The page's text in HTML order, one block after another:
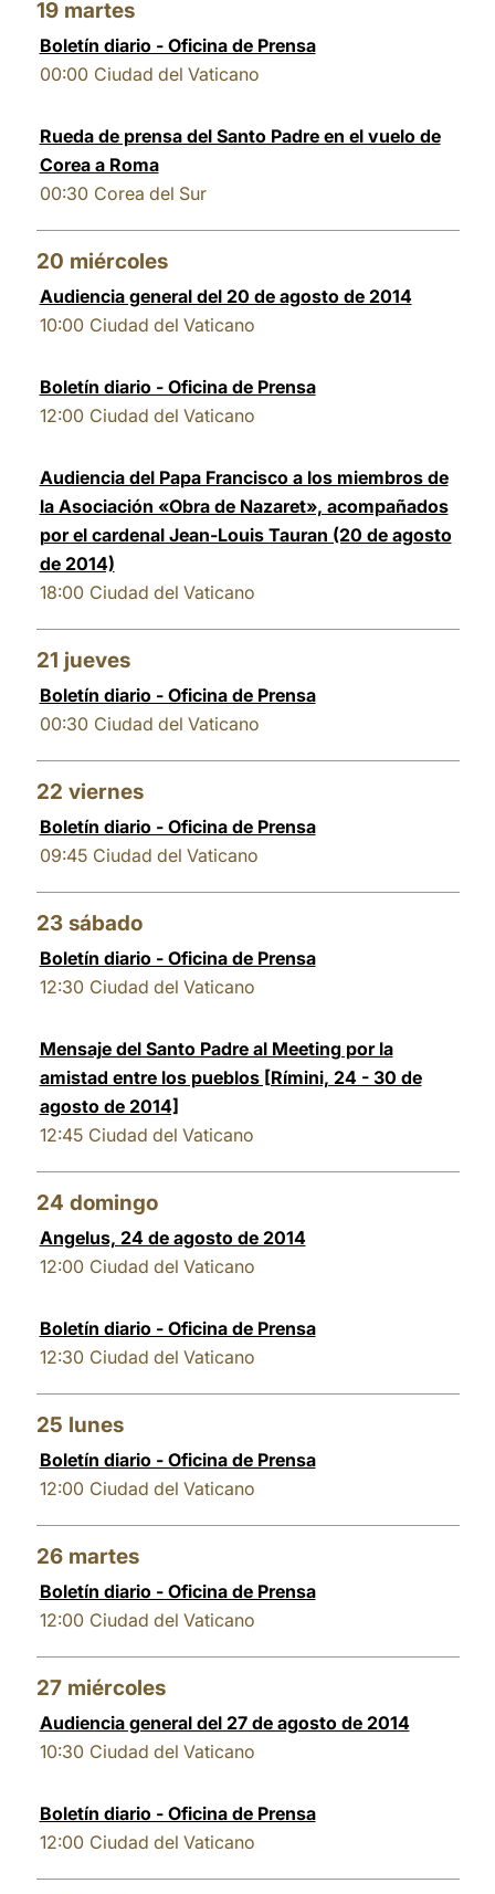
19 martes
Boletín diario - Oficina de Prensa
00:00 Ciudad del Vaticano
Rueda de prensa del Santo Padre en el vuelo de
Corea a Roma
00:30 Corea del Sur
20 miércoles
Audiencia general del 20 de agosto de 2014
10:00 Ciudad del Vaticano
Boletín diario - Oficina de Prensa
12:00 Ciudad del Vaticano
Audiencia del Papa Francisco a los miembros de
la Asociación «Obra de Nazaret», acompañados
por el cardenal Jean-Louis Tauran (20 de agosto
de 2014)
18:00 Ciudad del Vaticano
21 jueves
Boletín diario - Oficina de Prensa
00:30 Ciudad del Vaticano
22 viernes
Boletín diario - Oficina de Prensa
09:45 Ciudad del Vaticano
23 sábado
Boletín diario - Oficina de Prensa
12:30 Ciudad del Vaticano
Mensaje del Santo Padre al Meeting por la
amistad entre los pueblos [Rímini, 24 - 30 de
agosto de 2014]
12:45 Ciudad del Vaticano
24 domingo
Angelus, 24 de agosto de 2014
12:00 Ciudad del Vaticano
Boletín diario - Oficina de Prensa
12:30 Ciudad del Vaticano
25 lunes
Boletín diario - Oficina de Prensa
12:00 Ciudad del Vaticano
26 martes
Boletín diario - Oficina de Prensa
12:00 Ciudad del Vaticano
27 miércoles
Audiencia general del 27 de agosto de 2014
10:30 Ciudad del Vaticano
Boletín diario - Oficina de Prensa
12:00 Ciudad del Vaticano